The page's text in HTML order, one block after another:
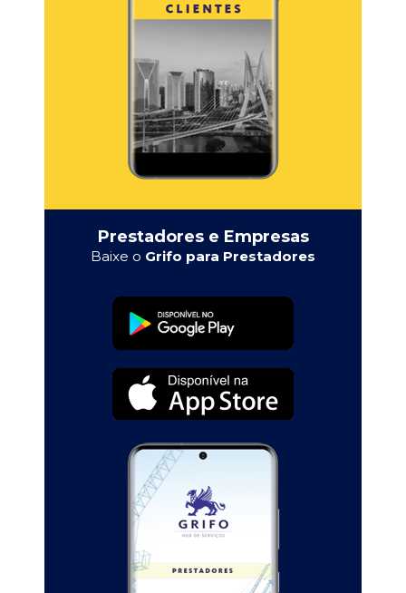
Prestadores e Empresas
Baixe o Grifo para Prestadores